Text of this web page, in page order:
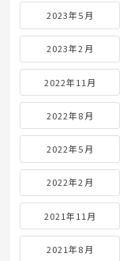
2023年5月
2023年2月
2022年11月
2022年8月
2022年5月
2022年2月
2021年11月
2021年8月